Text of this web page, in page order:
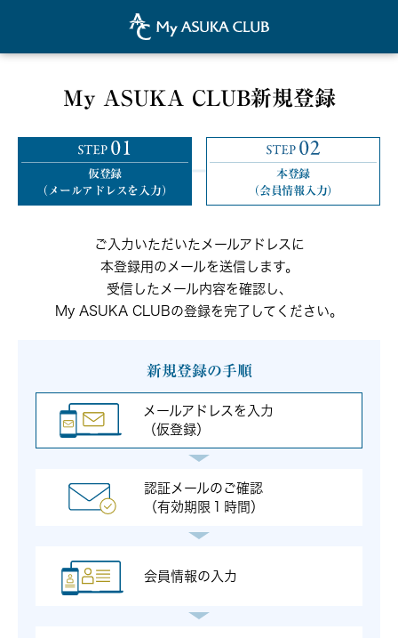
My ASUKA CLUB新規登録
仮登録
（メールアドレスを入力）
本登録
（会員情報入力）
ご入力いただいたメールアドレスに
本登録用のメールを送信します。
受信したメール内容を確認し、
My ASUKA CLUBの登録を完了してください。
新規登録の手順
メールアドレスを入力
（仮登録）
認証メールのご確認
（有効期限１時間）
会員情報の入力